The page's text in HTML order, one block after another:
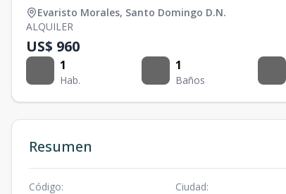
Evaristo Morales, Santo Domingo D.N.
ALQUILER
US$ 960
1
Hab.
1
Baños
Resumen
Código: Ciudad: